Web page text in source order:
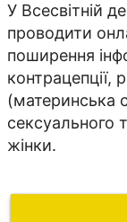
У Всесвітній
проводити
поширення
контрацепції,
(материнська
сексуального
жінки.